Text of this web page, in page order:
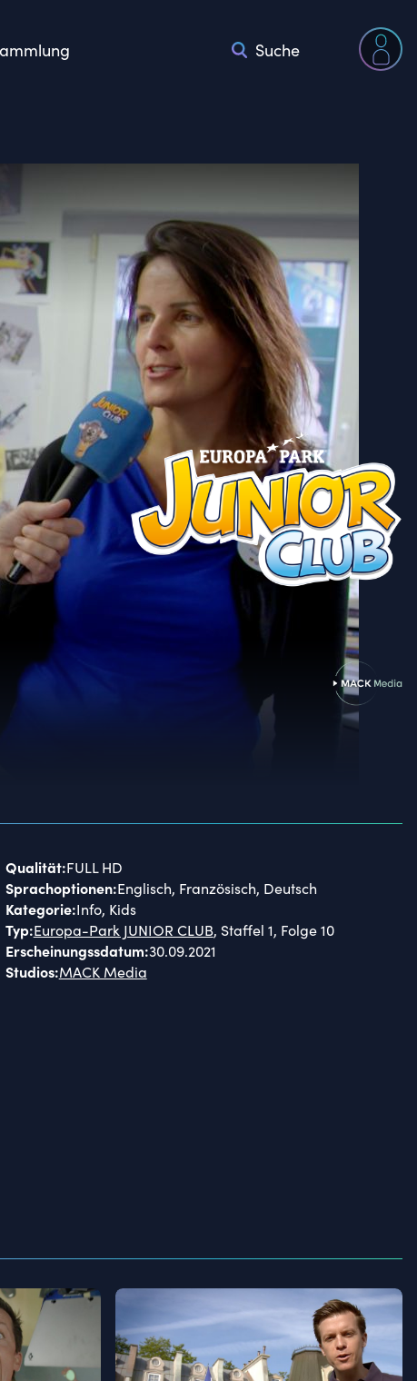
Suche
Qualität:FULL HD
Sprachoptionen:Englisch, Französisch, Deutsch
Kategorie:Info, Kids
Typ:Europa-Park JUNIOR CLUB, Staffel 1, Folge 10
Erscheinungssdatum:30.09.2021
Studios:MACK Media